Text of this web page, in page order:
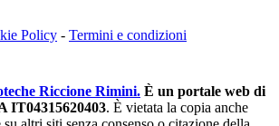
Policy - Termini e condizioni
Riccione Rimini. È un portale web di
IT04315620403. È vietata la copia anche